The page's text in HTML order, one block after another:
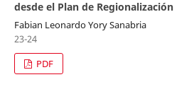
desde el Plan de Regionalización
Fabian Leonardo Yory Sanabria
23-24
PDF